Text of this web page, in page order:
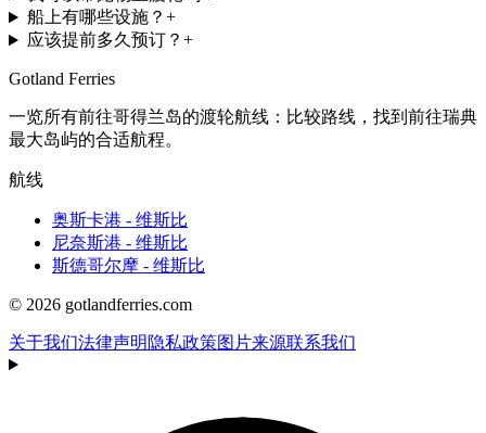
船上有哪些设施？ +
应该提前多久预订？ +
Gotland Ferries
一览所有前往哥得兰岛的渡轮航线：比较路线，找到前往瑞典
最大岛屿的合适航程。
航线
奥斯卡港 - 维斯比
尼奈斯港 - 维斯比
斯德哥尔摩 - 维斯比
© 2026 gotlandferries.com
关于我们法律声明 隐私政策图片来源联系我们